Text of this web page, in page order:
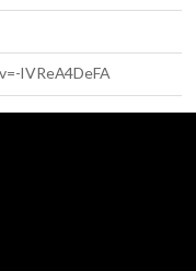
IVReA4DeFA